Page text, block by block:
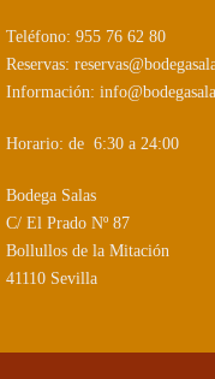
Teléfono: 955 76 62 80
Reservas:
Información:
Horario: de 6:30 a 24:00
Bodega Salas
C/ El Prado Nº 87
Bollullos de la Mitación
41110 Sevilla